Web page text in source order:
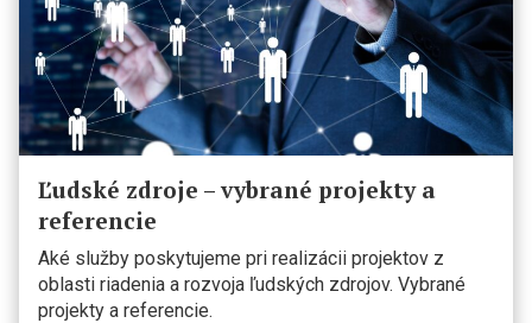
Ľudské zdroje – vybrané projekty a
referencie
Aké služby poskytujeme pri realizácii projektov z
oblasti riadenia a rozvoja ľudských zdrojov. Vybrané
projekty a referencie.